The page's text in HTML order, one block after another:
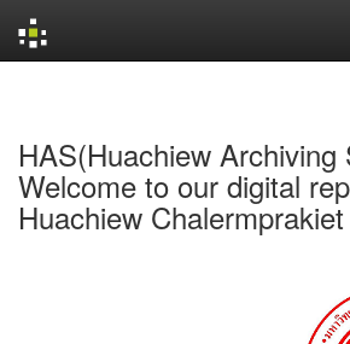
HAS(Huachiew Archiving
Welcome to our digital
Huachiew